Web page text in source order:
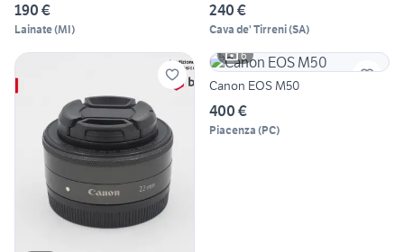
190 €
Lainate(MI)
240 €
Cava de' Tirreni(SA)
6
Canon EOS M50
400 €
Piacenza (PC)